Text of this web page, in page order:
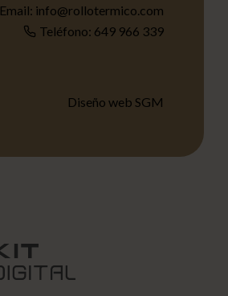
Email: info@rollotermico.com
Teléfono: 649 966 339
Diseño web SGM